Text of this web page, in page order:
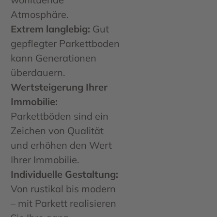
Atmosphäre.
Extrem langlebig: Gut
gepflegter Parkettboden
kann Generationen
überdauern.
Wertsteigerung Ihrer
Immobilie:
Parkettböden sind ein
Zeichen von Qualität
und erhöhen den Wert
Ihrer Immobilie.
Individuelle Gestaltung:
Von rustikal bis modern
– mit Parkett realisieren